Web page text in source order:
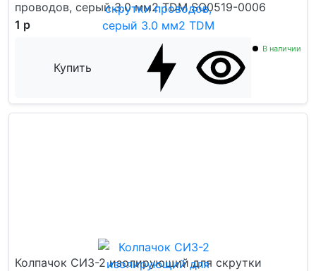
проводов, серый 3.0 мм2 TDM SQ0519-0006
1 р
Купить
В наличии
Колпачок СИЗ-2 изолирующий для скрутки